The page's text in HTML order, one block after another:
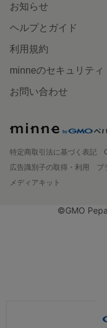
お知らせ
ヘルプとガイド
利用規約
minneのセキュリティ
お問い合わせ
特定商取引法に基づく表記
広告識別子の取得・利用
プ
メディアキット
©GMO